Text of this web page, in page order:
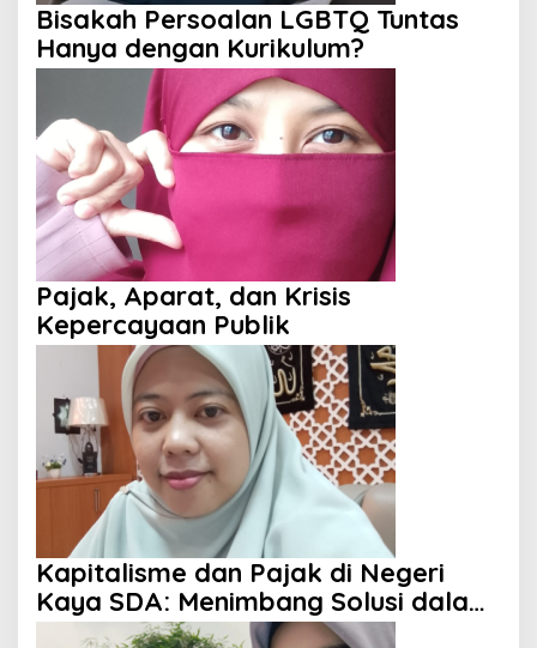
Bisakah Persoalan LGBTQ Tuntas
Hanya dengan Kurikulum?
Pajak, Aparat, dan Krisis
Kepercayaan Publik
Kapitalisme dan Pajak di Negeri
Kaya SDA: Menimbang Solusi dalam
Perspektif Islam